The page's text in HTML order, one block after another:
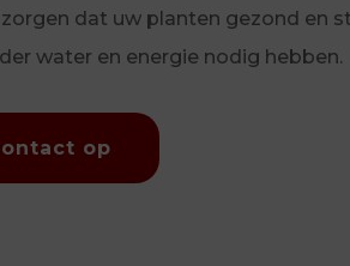
dat uw planten gezond en
water en energie nodig hebben.
op